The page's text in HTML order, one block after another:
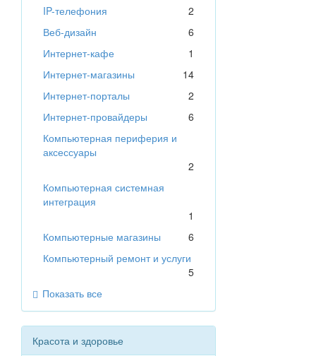
IP-телефония
2
Веб-дизайн
6
Интернет-кафе
1
Интернет-магазины
14
Интернет-порталы
2
Интернет-провайдеры
6
Компьютерная периферия и
аксессуары
2
Компьютерная системная
интеграция
1
Компьютерные магазины
6
Компьютерный ремонт и услуги
5
Показать все
Красота и здоровье